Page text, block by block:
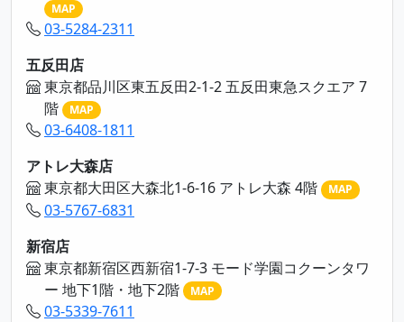
MAP
03-5284-2311
五反田店
東京都品川区東五反田2-1-2 五反田東急スクエア 7
階
MAP
03-6408-1811
アトレ大森店
東京都大田区大森北1-6-16 アトレ大森 4階
MAP
03-5767-6831
新宿店
東京都新宿区西新宿1-7-3 モード学園コクーンタワ
ー 地下1階・地下2階
MAP
03-5339-7611